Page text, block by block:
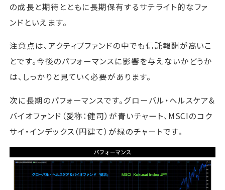
の成長と期待とともに長期保有するサテライト的なファ
ンドといえます。
注意点は、アクティブファンドの中でも信託報酬が高いこ
とです。今後のパフォーマンスに影響を与えないかどうか
は、しっかりと見ていく必要があります。
次に長期のパフォーマンスです。グローバル・ヘルスケア&
バイオファンド（愛称：健司）が青いチャート、MSCIのコク
サイ・インデックス（円建て）が緑のチャートです。